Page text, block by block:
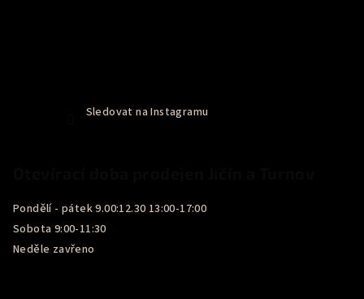
Sledovat na Instagramu
Pondělí - pátek 9.00:12.30 13:00-17:00
Sobota 9:00-11:30
Neděle zavřeno